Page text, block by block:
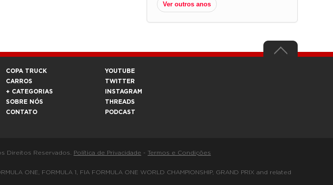
Ver outros anos
COPA TRUCK
CARROS
+ CATEGORIAS
SOBRE NÓS
CONTATO
YOUTUBE
TWITTER
INSTAGRAM
THREADS
PODCAST
Direitos Reservados. Política de Privacidade - Termos e Condições
ONE, FORMULA 1, FIA FORMULA ONE WORLD CHAMPIONSHIP, GRAND PRIX and related